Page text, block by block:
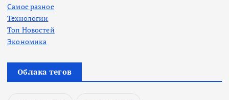
Самое разное
Технологии
Топ Новостей
Экономика
Облака тегов